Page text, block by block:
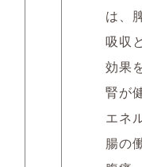
は、
吸収
効果
腎が
エネ
腸の